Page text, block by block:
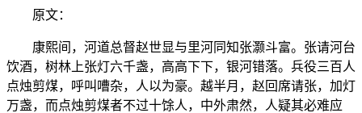
原文：
康熙间，河道总督赵世显与里河同知张灏斗富。张请河台
饮酒，树林上张灯六千盏，高高下下，银河错落。兵役三百人
点烛剪煤，呼叫嘈杂，人以为豪。越半月，赵回席请张，加灯
万盏，而点烛剪煤者不过十馀人，中外肃然，人疑其必难应